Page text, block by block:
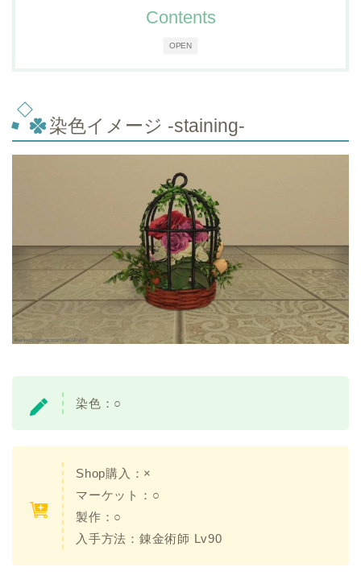
OPEN
Contents
染色イメージ -staining-
染色：○
Shop購入：×
マーケット：○
製作：○
入手方法：錬金術師 Lv90